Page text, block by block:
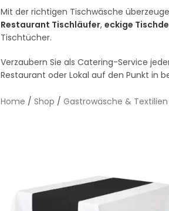
Mit der richtigen Tischwäsche
Restaurant Tischläufer, eckige
Tischtücher.
Verzaubern Sie als Catering-Service
Restaurant oder Lokal auf den Punkt in
Home / Shop / Gastrowäsche & Textilien